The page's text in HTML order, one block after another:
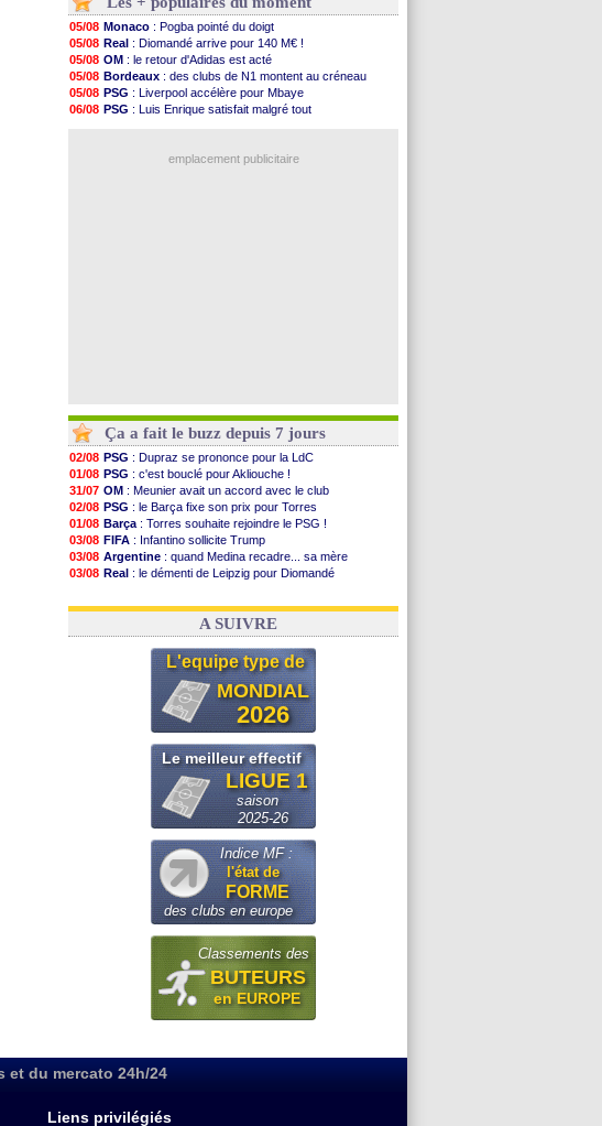
19h06 PSG: Akliouche a signé (officiel)
18h50
OM: une offre pour Bulka
18h30
PSG : contrat signé pour Akliouche
18h20
Ouganda: Owori battu à mort à Kampala
17h58
Arsenal: Arteta veut créer une dynastie
17h47
Chelsea: Palace a fait son offre pour Disasi
17h34
FIFA : le gouvernement espagnol s'en mêle
: accord trouvé avec Man City pour Rulli
05/08 Monaco : Pogba pointé du doigt
05/08 Real : Diomandé arrive pour 140 M€ !
05/08 OM : le retour d'Adidas est acté
05/08 Bordeaux : des clubs de N1 montent au créneau
05/08 PSG : Liverpool accélère pour Mbaye
06/08 PSG : Luis Enrique satisfait malgré tout
emplacement publicitaire
Ça a fait le buzz depuis 7 jours
02/08 PSG : Dupraz se prononce pour la LdC
01/08 PSG : c'est bouclé pour Akliouche !
31/07 OM : Meunier avait un accord avec le club
02/08 PSG : le Barça fixe son prix pour Torres
01/08 Barça : Torres souhaite rejoindre le PSG !
03/08 FIFA : Infantino sollicite Trump
03/08 Argentine : quand Medina recadre... sa mère
03/08 Real : le démenti de Leipzig pour Diomandé
31/07 FIFA: le conseiller d'Infantino démissionne !
A SUIVRE
L'equipe type de
MONDIAL
2026
Le meilleur effectif
LIGUE 1
saison
2025-26
Indice MF :
l'état de
FORME
des clubs en europe
Classements des
BUTEURS
en EUROPE
et du mercato 24h/24
Liens privilégiés